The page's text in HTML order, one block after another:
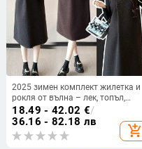
2025 зимен комплект жилетка и
рокля от вълна – лек, топъл,
елегантно тесен силует,
универсален, черен, сив, кафяв
18.49 - 42.02 €/
36.16 - 82.18 лв
add_shopping_cart